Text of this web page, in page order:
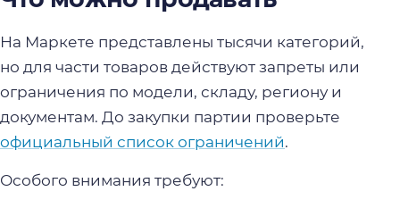
На Маркете представлены тысячи категорий,
но для части товаров действуют запреты или
ограничения по модели, складу, региону и
документам. До закупки партии проверьте
официальный список ограничений.
Особого внимания требуют: